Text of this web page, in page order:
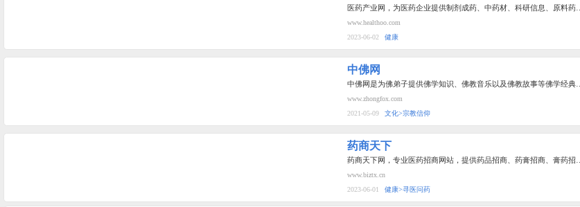
医药产业网，为医药企业提供制剂成药、中药材、科研信息、原料药…
www.healthoo.com
2023-06-02
健康
中佛网
中佛网是为佛弟子提供佛学知识、佛教音乐以及佛教故事等佛学经典…
www.zhongfox.com
2021-05-09
文化>宗教信仰
药商天下
药商天下网，专业医药招商网站，提供药品招商、药膏招商、膏药招…
www.biztx.cn
2023-06-01
健康>寻医问药